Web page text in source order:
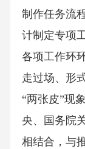
制作任务流
计制定专项
各项工作环
走过场、形
“两张皮”现
央、国务院
相结合，与